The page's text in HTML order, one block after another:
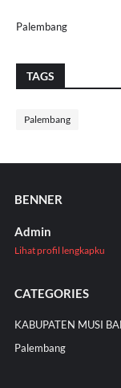
Palembang
TAGS
Palembang
BENNER
Admin
Lihat profil lengkapku
CATEGORIES
KABUPATEN MUSI
Palembang